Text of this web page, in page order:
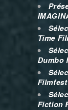
Time
Dumbo
Fiction